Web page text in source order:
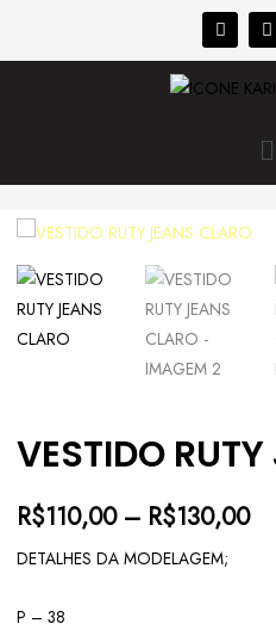
VESTIDO
R$110,00 – R$130,00
DETALHES DA MODELAGEM;
P – 38